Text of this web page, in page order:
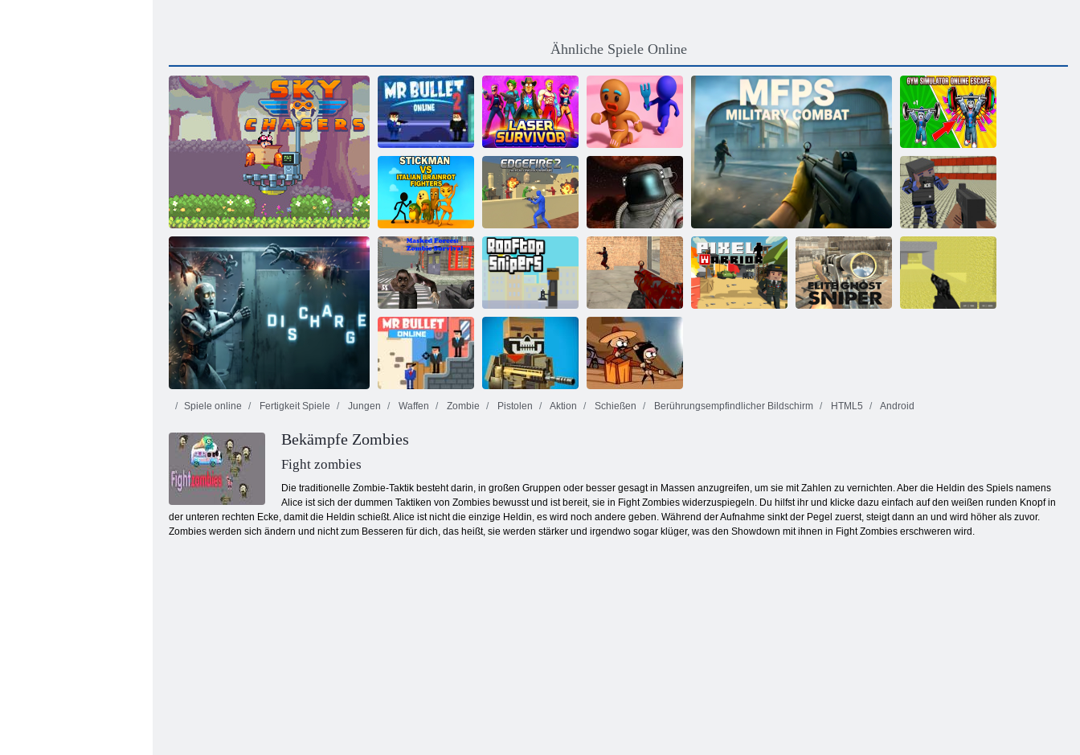
Ähnliche Spiele Online
Mr Bullet 2
online
Laserüberlebender
Rette den
Lebkuchenmann
Fitnessstudio-
Simulator
Online Escape
Stickman gegen
italienische
Brainrot-
Kämpfer
EdgeFire 2
Entladung
Schlachtareal
Blocky Gangster
Warfare
Maskierte
Kräfte: Zombie-
Überleben
Dachspender
Verrückte
Schütze
Herr Bullet
Spiele online Fertigkeit Spiele Jungen Waffen Zombie Pistolen Aktion Schießen Berührungsempfindlicher Bildschirm HTML5 Android
Bekämpfe Zombies
Fight zombies
Die traditionelle Zombie-Taktik besteht darin, in großen Gruppen oder besser gesagt in Massen anzugreifen, um sie mit Zahlen zu vernichten. Aber die Heldin des Spiels namens
Alice ist sich der dummen Taktiken von Zombies bewusst und ist bereit, sie in Fight Zombies widerzuspiegeln. Du hilfst ihr und klicke dazu einfach auf den weißen runden Knopf in
der unteren rechten Ecke, damit die Heldin schießt. Alice ist nicht die einzige Heldin, es wird noch andere geben. Während der Aufnahme sinkt der Pegel zuerst, steigt dann an und wird höher als zuvor.
Zombies werden sich ändern und nicht zum Besseren für dich, das heißt, sie werden stärker und irgendwo sogar klüger, was den Showdown mit ihnen in Fight Zombies erschweren wird.